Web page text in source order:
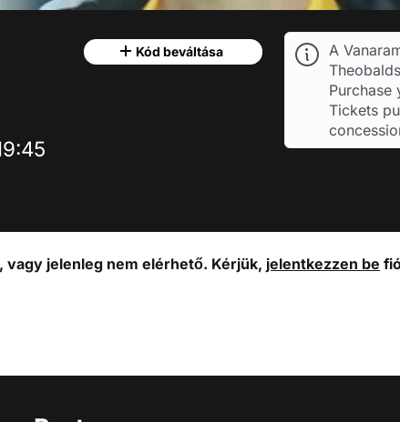
Kód beváltása
A
Purchase
Tickets
jelenleg nem elérhető. Kérjük, jelentkezzen be